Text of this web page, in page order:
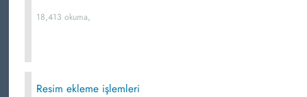
18,413 okuma,
Resim ekleme işlemleri